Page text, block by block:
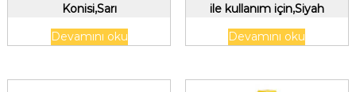
Konisi,Sarı
Devamını oku
ile kullanım için,Siyah
Devamını oku